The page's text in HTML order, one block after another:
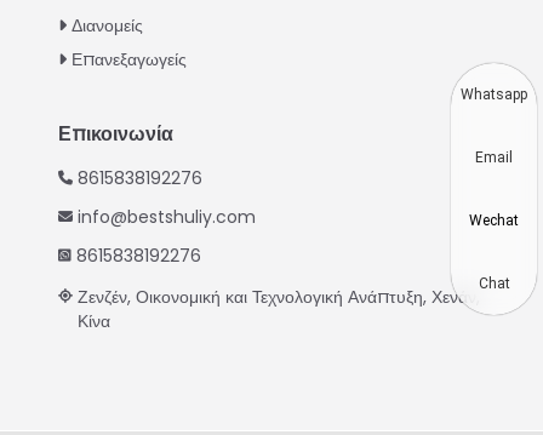
Διανομείς
Επανεξαγωγείς
Επικοινωνία
8615838192276
info@bestshuliy.com
8615838192276
Ζενζέν, Οικονομική και Τεχνολογική Ανάπτυξη, Χενάν,
ΚίναPortuguese
Spanish
Whatsapp
Email
Wechat
Chat